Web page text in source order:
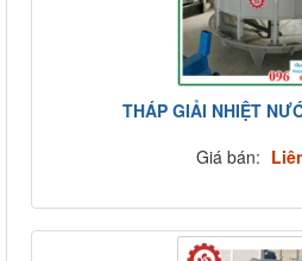
THÁP GIẢI NHIỆT
Giá bán: